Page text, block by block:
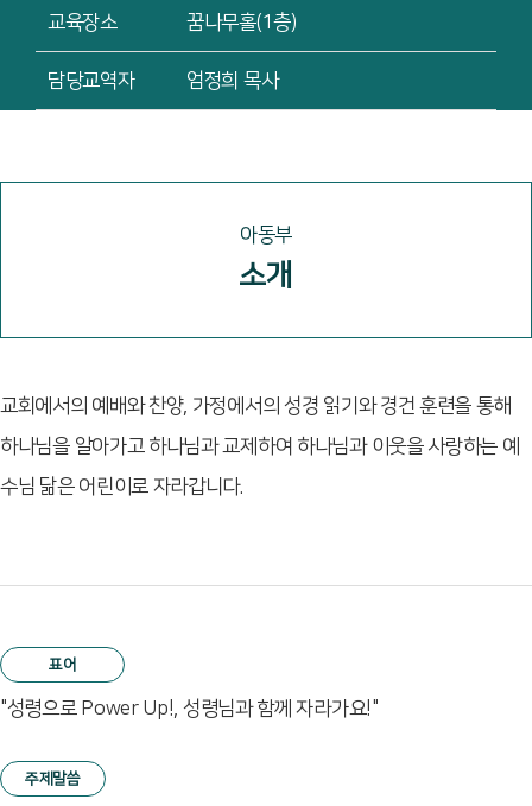
교육장소 꿈나무홀(1층)
담당교역자 엄정희 목사
아동부
소개
교회에서의 예배와 찬양, 가정에서의 성경 읽기와 경건 훈련을 통해
하나님을 알아가고 하나님과 교제하여 하나님과 이웃을 사랑하는 예
수님 닮은 어린이로 자라갑니다.
표어
"성령으로 Power Up!, 성령님과 함께 자라가요!"
주제말씀